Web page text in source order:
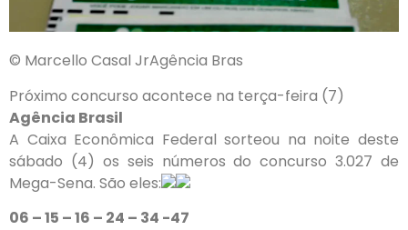
© Marcello Casal JrAgência Bras
Próximo concurso acontece na terça-feira (7)
Agência Brasil
A Caixa Econômica Federal sorteou na noite deste
sábado (4) os seis números do concurso 3.027 de
Mega-Sena. São eles:
06 – 15 – 16 – 24 – 34 -47